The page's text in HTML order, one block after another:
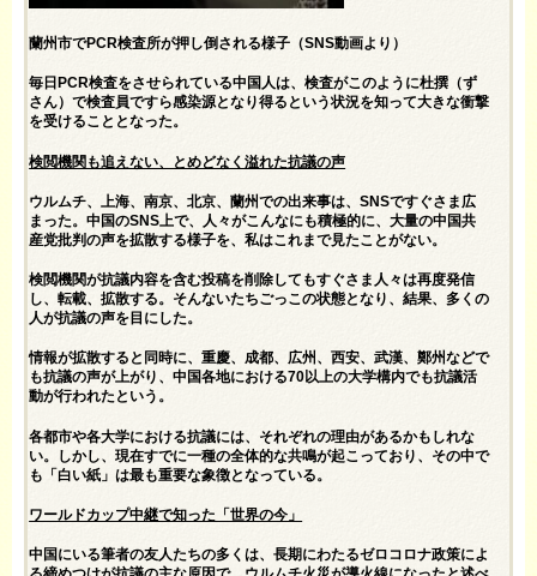
蘭州市でPCR検査所が押し倒される様子（SNS動画より）
毎日PCR検査をさせられている中国人は、検査がこのように杜撰（ず
さん）で検査員ですら感染源となり得るという状況を知って大きな衝撃
を受けることとなった。
検閲機関も追えない、とめどなく溢れた抗議の声
ウルムチ、上海、南京、北京、蘭州での出来事は、SNSですぐさま広
まった。中国のSNS上で、人々がこんなにも積極的に、大量の中国共
産党批判の声を拡散する様子を、私はこれまで見たことがない。
検閲機関が抗議内容を含む投稿を削除してもすぐさま人々は再度発信
し、転載、拡散する。そんないたちごっこの状態となり、結果、多くの
人が抗議の声を目にした。
情報が拡散すると同時に、重慶、成都、広州、西安、武漢、鄭州などで
も抗議の声が上がり、中国各地における70以上の大学構内でも抗議活
動が行われたという。
各都市や各大学における抗議には、それぞれの理由があるかもしれな
い。しかし、現在すでに一種の全体的な共鳴が起こっており、その中で
も「白い紙」は最も重要な象徴となっている。
ワールドカップ中継で知った「世界の今」
中国にいる筆者の友人たちの多くは、長期にわたるゼロコロナ政策によ